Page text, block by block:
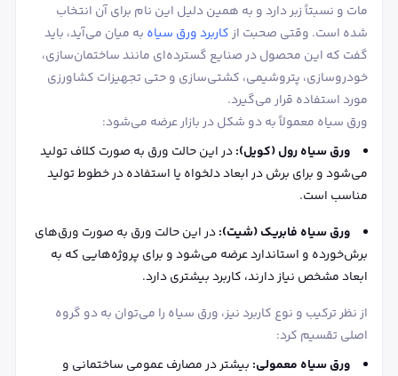
مات و نسبتاً زبر دارد و به همین دلیل این نام برای آن انتخاب
شده است. وقتی صحبت ازکاربرد ورق سیاه به میان می‌آید، باید
گفت که این محصول در صنایع گسترده‌ای مانند ساختمان‌سازی،
خودروسازی، پتروشیمی، کشتی‌سازی و حتی تجهیزات کشاورزی
مورد استفاده قرار می‌گیرد.
ورق سیاه معمولاً به دو شکل در بازار عرضه می‌شود:
ورق سیاه رول (کویل):در این حالت ورق به صورت کلاف تولید
می‌شود و برای برش در ابعاد دلخواه یا استفاده در خطوط تولید
مناسب است.
ورق سیاه فابریک (شیت):در این حالت ورق به صورت ورق‌های
برش‌خورده و استاندارد عرضه می‌شود و برای پروژه‌هایی که به
ابعاد مشخص نیاز دارند، کاربرد بیشتری دارد.
از نظر ترکیب و نوع کاربرد نیز، ورق سیاه را می‌توان به دو گروه
اصلی تقسیم کرد:
ورق سیاه معمولی: بیشتر در مصارف عمومی ساختمانی و